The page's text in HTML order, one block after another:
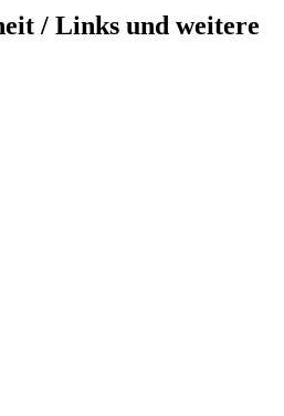
/ Links und weitere